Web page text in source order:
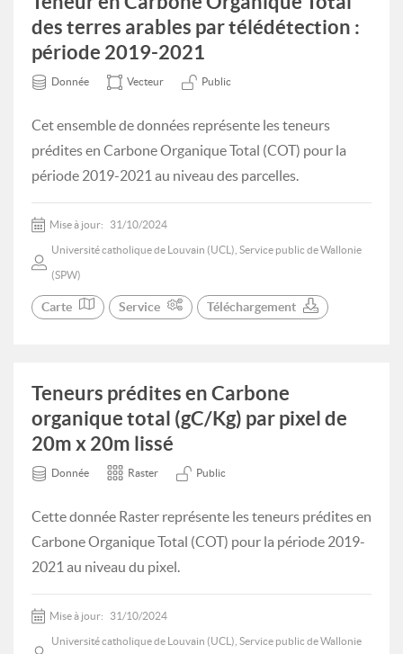
des terres arables par télédétection :
période 2019-2021
Donnée Vecteur Public
Cet ensemble de données représente les teneurs
prédites en Carbone Organique Total (COT) pour la
période 2019-2021 au niveau des parcelles.
Mise à jour: 31/10/2024
Université catholique de Louvain (UCL), Service public de Wallonie
(SPW)
Carte Service Téléchargement
Teneurs prédites en Carbone
organique total (gC/Kg) par pixel de
20m x 20m lissé
Donnée Raster Public
Cette donnée Raster représente les teneurs prédites en
Carbone Organique Total (COT) pour la période 2019-
2021 au niveau du pixel.
Mise à jour: 31/10/2024
Université catholique de Louvain (UCL), Service public de Wallonie